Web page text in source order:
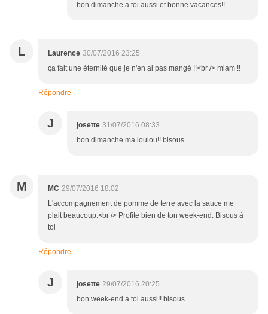
bon dimanche a toi aussi et bonne vacances!!
L Laurence 30/07/2016 23:25
ça fait une éternité que je n'en ai pas mangé !!<br /> miam !!
Répondre
J josette 31/07/2016 08:33
bon dimanche ma loulou!! bisous
M MC 29/07/2016 18:02
L'accompagnement de pomme de terre avec la sauce me
plait beaucoup.<br /> Profite bien de ton week-end. Bisous à
toi
Répondre
J josette 29/07/2016 20:25
bon week-end a toi aussi!! bisous